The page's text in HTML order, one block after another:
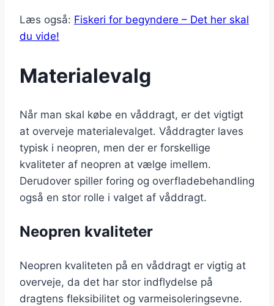
Læs også: Fiskeri for begyndere – Det her skal
du vide!
Materialevalg
Når man skal købe en våddragt, er det vigtigt
at overveje materialevalget. Våddragter laves
typisk i neopren, men der er forskellige
kvaliteter af neopren at vælge imellem.
Derudover spiller foring og overfladebehandling
også en stor rolle i valget af våddragt.
Neopren kvaliteter
Neopren kvaliteten på en våddragt er vigtig at
overveje, da det har stor indflydelse på
dragtens fleksibilitet og varmeisoleringsevne.